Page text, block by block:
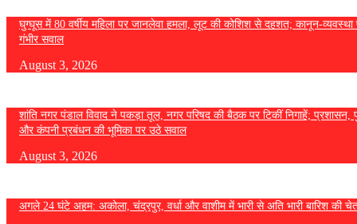
घुग्घूस में 80 वर्षीय महिला पर जानलेवा हमला, लूट की कोशिश से दहशत; कानून-व्यवस्था
गंभीर सवाल
August 3, 2026
शांति नगर पंडाल विवाद ने पकड़ा तूल, नगर परिषद की बैठक पर टिकीं निगाहें; प्रशासन,
और कंपनी प्रबंधन की भूमिका पर उठे सवाल
August 3, 2026
अगले 24 घंटे अहम: अकोला, चंद्रपुर, वर्धा और वाशीम में भारी से अति भारी बारिश की